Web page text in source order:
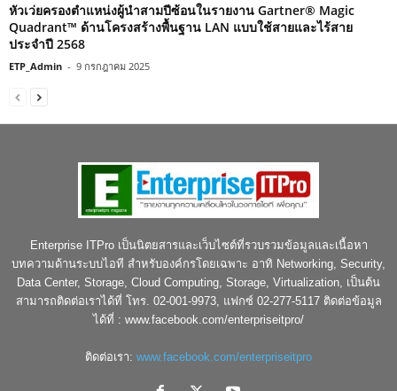
หัวเว่ยครองตำแหน่งผู้นำสามปีซ้อนในรายงาน Gartner® Magic
Quadrant™ ด้านโครงสร้างพื้นฐาน LAN แบบใช้สายและไร้สาย
ประจำปี 2568
ETP_Admin - 9 กรกฎาคม 2025
Enterprise ITPro เป็นนิตยสารและเว็บไซต์ที่รวบรวมข้อมูลและเนื้อหา
บทความด้านระบบไอที สำหรับองค์กรโดยเฉพาะ อาทิ Networking, Security,
Data Center, Storage, Cloud Computing, Storage, Virtualization, เป็นต้น
สามารถติดต่อเราได้ที่ โทร. 02-001-9973, แฟกซ์ 02-277-5117 ติดต่อข้อมูล
ได้ที่ : www.facebook.com/enterpriseitpro/
ติดต่อเรา: www.facebook.com/enterpriseitpro